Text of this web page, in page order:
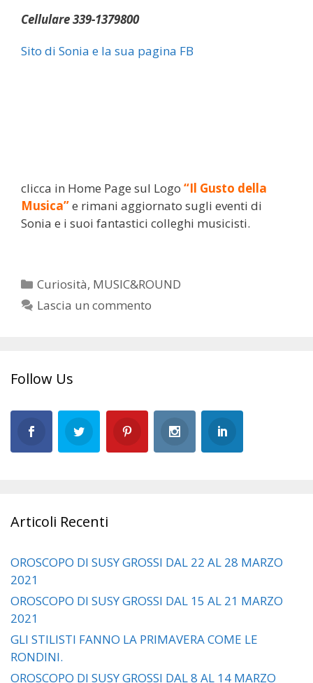
Cellulare 339-1379800
Sito di Sonia e la sua pagina FB
clicca in Home Page sul Logo “Il Gusto della
Musica”e rimani aggiornato sugli eventi di
Sonia e i suoi fantastici colleghi musicisti.
Categorie
Curiosità, MUSIC&ROUND
Lascia un commento
Follow Us
Articoli Recenti
OROSCOPO DI SUSY GROSSI DAL 22 AL 28 MARZO
2021
OROSCOPO DI SUSY GROSSI DAL 15 AL 21 MARZO
2021
GLI STILISTI FANNO LA PRIMAVERA COME LE
RONDINI.
OROSCOPO DI SUSY GROSSI DAL 8 AL 14 MARZO